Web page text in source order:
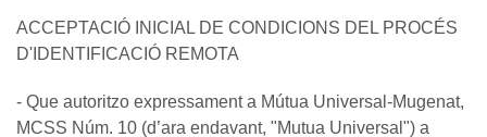
ACCEPTACIÓ INICIAL DE CONDICIONS DEL PROCÉS
D'IDENTIFICACIÓ REMOTA
- Que autoritzo expressament a Mútua Universal-Mugenat,
MCSS Núm. 10 (d’ara endavant, "Mutua Universal") a